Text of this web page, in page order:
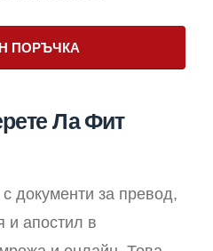
ПОРЪЧКА
Ла Фит
документи за превод,
и апостил в